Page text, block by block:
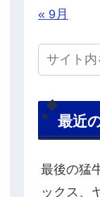
« 9月
最近
最後の猛
ックス、